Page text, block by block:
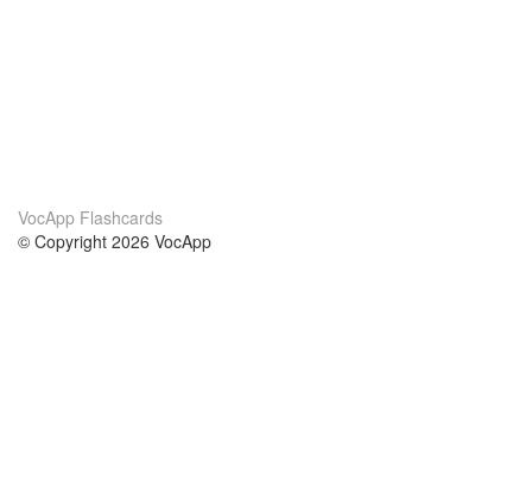
VocApp Flashcards
© Copyright 2026 VocApp